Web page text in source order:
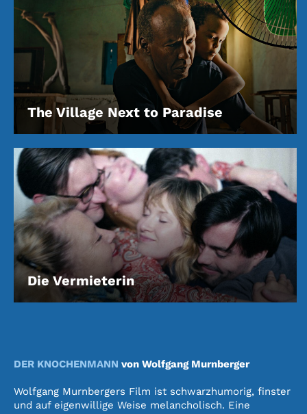
DER KNOCHENMANN von Wolfgang Murnberger
Wolfgang Murnbergers Film ist schwarzhumorig, finster
und auf eigenwillige Weise melancholisch. Eine
The Village Next to Paradise
Die Vermieterin